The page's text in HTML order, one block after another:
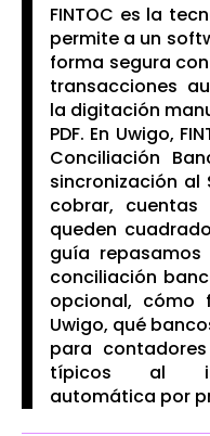
FINTOC es la
permite a un
forma segura
transacciones
la digitación
PDF. En Uwigo,
Conciliación
sincronización al
cobrar,
queden
guía repasamos
conciliación
opcional, cómo
Uwigo, qué
para
típicos al
automática por